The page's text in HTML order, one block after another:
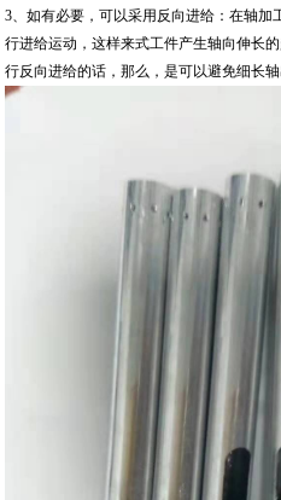
3、如有必要，可以采用反向进给：在轴
行进给运动，这样来式工件产生轴向伸长
行反向进给的话，那么，是可以避免细长